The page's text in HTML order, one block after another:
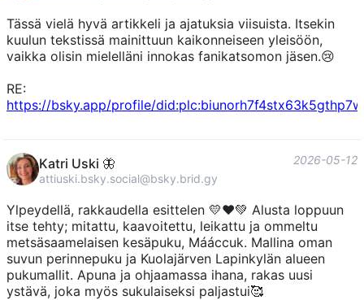
Tässä vielä hyvä artikkeli ja ajatuksia viisuista. Itsekin
kuulun tekstissä mainittuun kaikonneiseen yleisöön,
vaikka olisin mielelläni innokas fanikatsomon jäsen.😢
RE:
https://bsky.app/profile/
Katri Uski 🦋
attiuski.bsky.social@bsky.brid.gy
2026-05-12
Ylpeydellä, rakkaudella esittelen 💛❤️💚 Alusta loppuun
itse tehty; mitattu, kaavoitettu, leikattu ja ommeltu
metsäsaamelaisen kesäpuku, Mááccuk. Mallina oman
suvun perinnepuku ja Kuolajärven Lapinkylän alueen
pukumallit. Apuna ja ohjaamassa ihana, rakas uusi
ystävä, joka myös sukulaiseksi paljastui🥰